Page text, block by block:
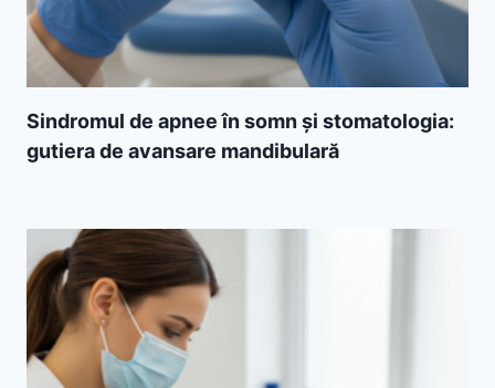
Sindromul de apnee în somn și stomatologia:
gutiera de avansare mandibulară